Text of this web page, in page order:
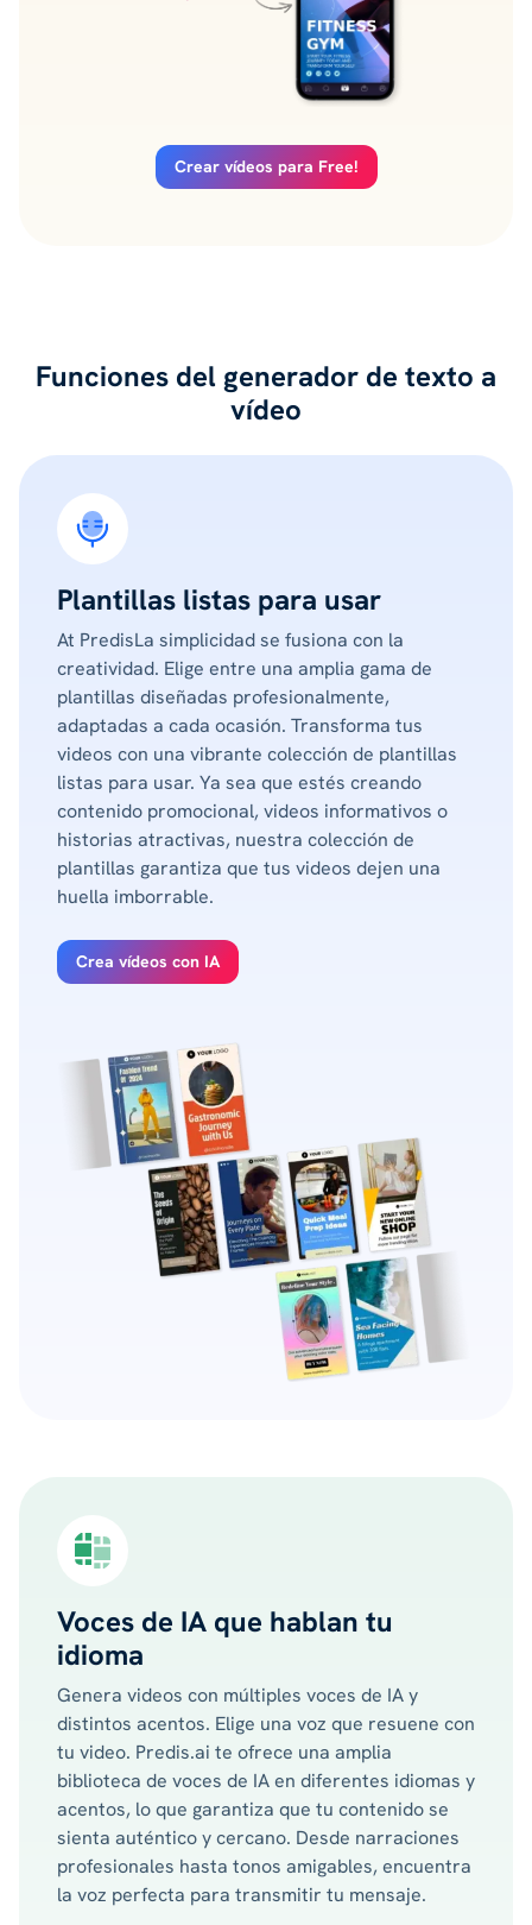
Crear vídeos para Free!
Funciones del generador de texto a
vídeo
Plantillas listas para usar
At PredisLa simplicidad se fusiona con la
creatividad. Elige entre una amplia gama de
plantillas diseñadas profesionalmente,
adaptadas a cada ocasión. Transforma tus
videos con una vibrante colección de plantillas
listas para usar. Ya sea que estés creando
contenido promocional, videos informativos o
historias atractivas, nuestra colección de
plantillas garantiza que tus videos dejen una
huella imborrable.
Crea vídeos con IA
Voces de IA que hablan tu
idioma
Genera videos con múltiples voces de IA y
distintos acentos. Elige una voz que resuene con
tu video. Predis.ai te ofrece una amplia
biblioteca de voces de IA en diferentes idiomas y
acentos, lo que garantiza que tu contenido se
sienta auténtico y cercano. Desde narraciones
profesionales hasta tonos amigables, encuentra
la voz perfecta para transmitir tu mensaje.